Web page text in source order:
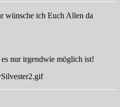
wünsche ich Euch Allen da
nur irgendwie möglich ist!